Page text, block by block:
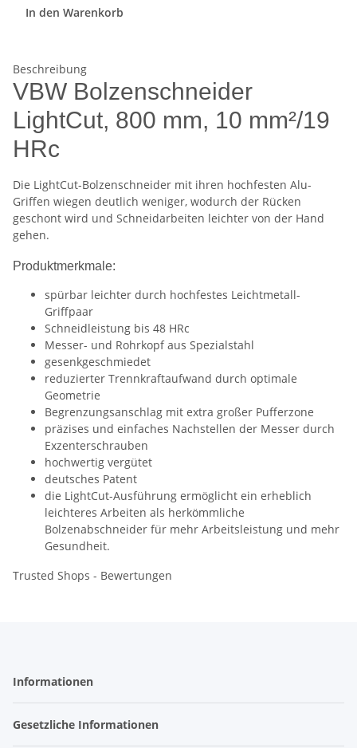
In den Warenkorb
Beschreibung
VBW Bolzenschneider
LightCut, 800 mm, 10 mm²/19
HRc
Die LightCut-Bolzenschneider mit ihren hochfesten Alu-
Griffen wiegen deutlich weniger, wodurch der Rücken
geschont wird und Schneidarbeiten leichter von der Hand
gehen.
Produktmerkmale:
spürbar leichter durch hochfestes Leichtmetall-
Griffpaar
Schneidleistung bis 48 HRc
Messer- und Rohrkopf aus Spezialstahl
gesenkgeschmiedet
reduzierter Trennkraftaufwand durch optimale
Geometrie
Begrenzungsanschlag mit extra großer Pufferzone
präzises und einfaches Nachstellen der Messer durch
Exzenterschrauben
hochwertig vergütet
deutsches Patent
die LightCut-Ausführung ermöglicht ein erheblich
leichteres Arbeiten als herkömmliche
Bolzenabschneider für mehr Arbeitsleistung und mehr
Gesundheit.
Trusted Shops - Bewertungen
Informationen
Gesetzliche Informationen